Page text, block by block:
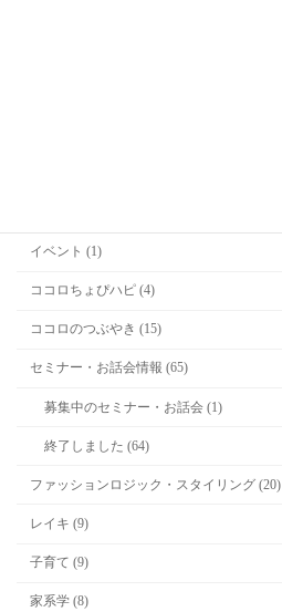
イベント (1)
ココロちょぴハピ (4)
ココロのつぶやき (15)
セミナー・お話会情報 (65)
募集中のセミナー・お話会 (1)
終了しました (64)
ファッションロジック・スタイリング (20)
レイキ (9)
子育て (9)
家系学 (8)